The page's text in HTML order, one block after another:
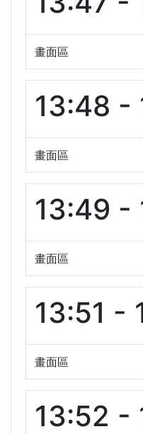
畫面區
13:48 -
畫面區
13:49 -
畫面區
13:51 -
畫面區
13:52 -